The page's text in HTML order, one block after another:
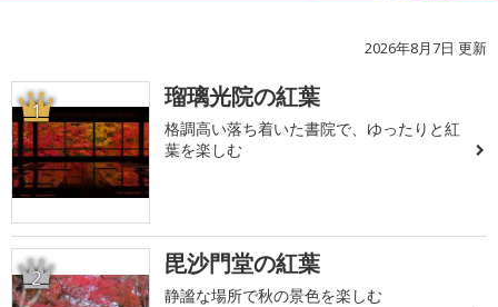
2026年8月7日 更新
1 瑠璃光院の紅葉
格調高い落ち着いた書院で、ゆったりと紅
葉を楽しむ
2 毘沙門堂の紅葉
静謐な場所で秋の景色を楽しむ